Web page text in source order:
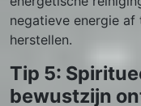
negatieve energie
herstellen.
Tip 5:
bewustzijn